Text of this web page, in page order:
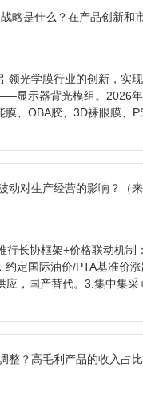
略是什么？在产品创新和
领光学膜行业的创新，实
显示器背光模组。2026
、OBA胶、3D裸眼膜、
动对生产经营的影响？
（
行长协框架+价格联动机制
定国际油价/PTA基准价涨
应，国产替代。3.集中集采
整？高毛利产品的收入占